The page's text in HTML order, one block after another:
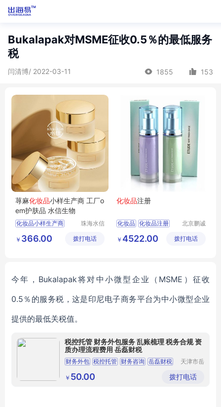
Bukalapak对MSME征收0.5％的最低服务
税
闫清博/ 2022-03-11 1855 153
荨麻化妆品小样生产商 工厂o
em护肤品 水信生物
化妆品小样生产商
化妆品生产厂址
珠海水信
有限公司
￥ 366.00 拨打电话
化妆品注册
化妆品 化妆品注册
北京鹏诚
咨询有限
￥ 4522.00 拨打电话
今年， Bukalapak将对中小微型企业（MSME）征收
0.5％的服务税，这是印尼电子商务平台为中小微型企业
提供的最低关税值。
税控托管 财务外包服务 乱账梳理 税务合规 资
质办理流程费用 岳磊财税
财务外包 税控托管 财务咨询 岳磊财税
公司注册
天津市岳
理咨询有
限公司
￥ 50.00 拨打电话